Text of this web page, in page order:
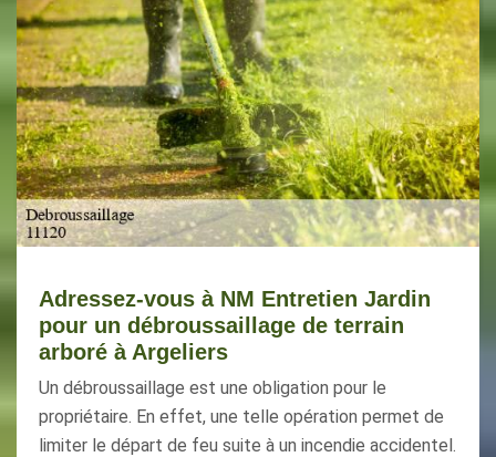
Adressez-vous à NM Entretien Jardin
pour un débroussaillage de terrain
arboré à Argeliers
Un débroussaillage est une obligation pour le
propriétaire. En effet, une telle opération permet de
limiter le départ de feu suite à un incendie accidentel.